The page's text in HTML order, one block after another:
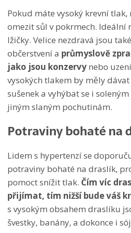
Pokud máte vysoký krevní
omezit sůl v pokrmech. Ideální
lžičky. Velice nezdravá jsou
občerstvení a průmyslově
jako jsou konzervy nebo
vysokých tlakem by měly
sušenek a vyhýbat se i
jiným slaným pochutinám.
Potraviny bohaté na
Lidem s hypertenzí se
potraviny bohaté na draslík,
pomoct snížit tlak. Čím víc
přijímat, tím nižší bude váš
s vysokým obsahem draslíku
švestky, banány, a dokonce i